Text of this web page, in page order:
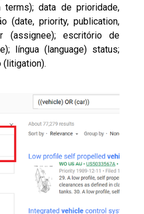
terms); data de prioridade,
(date, priority, publication,
(assignee); escritório de
língua (language) status;
(litigation).